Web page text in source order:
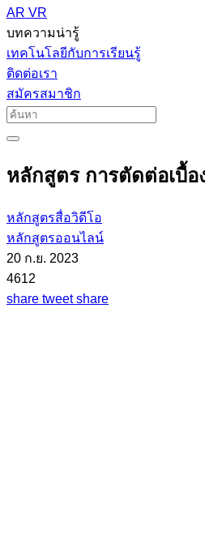
AR VR
บทความน่ารู้
เทคโนโลยีกับการเรียนรู้
ติดต่อเรา
สมัครสมาชิก
หลักสูตร การตัดต่อเบื้
หลักสูตรสื่อวิดีโอ
หลักสูตรออนไลน์
20 ก.ย. 2023
4612
share tweet share